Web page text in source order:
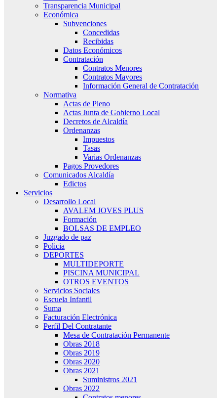
Transparencia Municipal
Económica
Subvenciones
Concedidas
Recibidas
Datos Económicos
Contratación
Contratos Menores
Contratos Mayores
Información General de Contratación
Normativa
Actas de Pleno
Actas Junta de Gobierno Local
Decretos de Alcaldía
Ordenanzas
Impuestos
Tasas
Varias Ordenanzas
Pagos Provedores
Comunicados Alcaldía
Edictos
Servicios
Desarrollo Local
AVALEM JOVES PLUS
Formación
BOLSAS DE EMPLEO
Juzgado de paz
Policia
DEPORTES
MULTIDEPORTE
PISCINA MUNICIPAL
OTROS EVENTOS
Servicios Sociales
Escuela Infantil
Suma
Facturación Electrónica
Perfil Del Contratante
Mesa de Contratación Permanente
Obras 2018
Obras 2019
Obras 2020
Obras 2021
Suministros 2021
Obras 2022